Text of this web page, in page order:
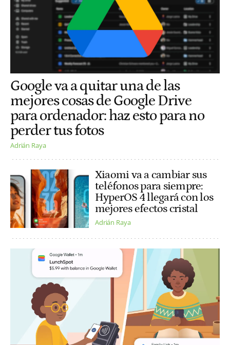
Google va a quitar una de las
mejores cosas de Google Drive
para ordenador: haz esto para no
perder tus fotos
Adrián Raya
Xiaomi va a cambiar sus
teléfonos para siempre:
HyperOS 4 llegará con los
mejores efectos cristal
Adrián Raya